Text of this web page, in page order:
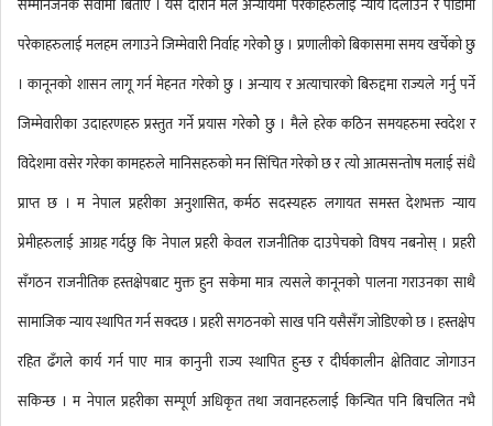
सम्मानजनक सेवामा बिताएं । यस दौरान मैले अन्यायमा परेकाहरुलाई न्याय दिलाउन र पीडामा
परेकाहरुलाई मलहम लगाउने जिम्मेवारी निर्वाह गरेकोे छु । प्रणालीको बिकासमा समय खर्चेको छु
। कानूनको शासन लागू गर्न मेहनत गरेको छु । अन्याय र अत्याचारको बिरुद्दमा राज्यले गर्नु पर्ने
जिम्मेवारीका उदाहरणहरु प्रस्तुत गर्ने प्रयास गरेकोे छु । मैले हरेक कठिन समयहरुमा स्वदेश र
विदेशमा वसेर गरेका कामहरुले मानिसहरुको मन सिंचित गरेको छ र त्यो आत्मसन्तोष मलाई संधै
प्राप्त छ । म नेपाल प्रहरीका अनुशासित, कर्मठ सदस्यहरु लगायत समस्त देशभक्त न्याय
प्रेमीहरुलाई आग्रह गर्दछु कि नेपाल प्रहरी केवल राजनीतिक दाउपेचको विषय नबनोस् । प्रहरी
सँगठन राजनीतिक हस्तक्षेपबाट मुक्त हुन सकेमा मात्र त्यसले कानूनको पालना गराउनका साथै
सामाजिक न्याय स्थापित गर्न सक्दछ । प्रहरी सगठनको साख पनि यसैसँग जोडिएको छ । हस्तक्षेप
रहित ढँगले कार्य गर्न पाए मात्र कानुनी राज्य स्थापित हुन्छ र दीर्घकालीन क्षेतिवाट जोगाउन
सकिन्छ । म नेपाल प्रहरीका सम्पूर्ण अधिकृत तथा जवानहरुलाई किन्चित पनि बिचलित नभै